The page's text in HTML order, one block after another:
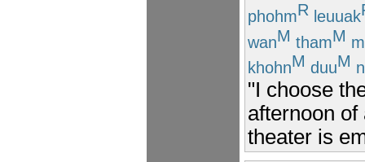
phohmR leuuak
wanM thamM
khohnM duuM
"I choose
afternoon
theater is